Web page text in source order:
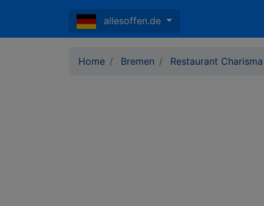
allesoffen.de
Home Bremen Restaurant Charisma